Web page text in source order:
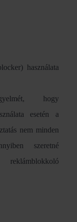
használata
hogy
esetén a
nem minden
szeretné